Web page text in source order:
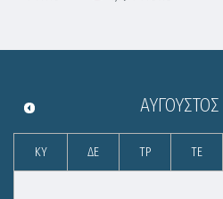
ΑΎΓΟΥΣΤΟΣ
ΚΥ ΔΕ ΤΡ ΤΕ